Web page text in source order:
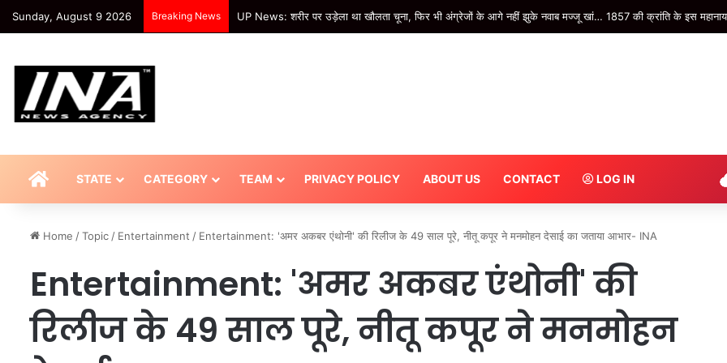
Sunday, August 9 2026 Breaking News खबर शहर , कांवड़ियों के साथ हादसा: कार बेकाबू होकर रोहता नहर में गिरी, मची चीख-पुकार; बाल-बाल बचे पांच कांवड़िए – INA
HOMESTATE CATEGORY TEAM PRIVACY POLICY ABOUT US CONTACT LOG IN
Home /Topic / Entertainment / Entertainment: 'अमर अकबर एंथोनी' की रिलीज के 49 साल पूरे, नीतू कपूर ने मनमोहन देसाई का जताया आभार- INA
Entertainment: 'अमर अकबर एंथोनी' की
रिलीज के 49 साल पूरे, नीतू कपूर ने मनमोहन